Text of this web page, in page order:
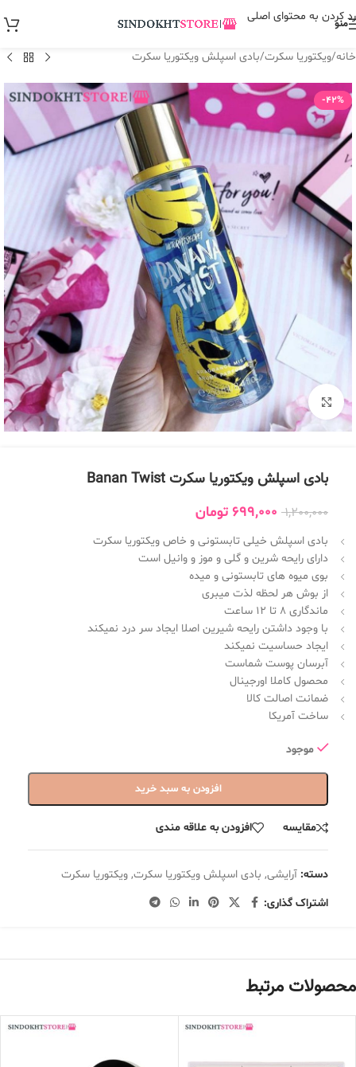
رد کردن به محتوای اصلی
منو
خانه/ویکتوریا سکرت/بادی اسپلش ویکتوریا سکرت
-42%
بزرگنمایی تصویر
بادی اسپلش ویکتوریا سکرت Banan Twist
1,200,000
699,000 تومان
بادی اسپلش خیلی تابستونی و خاص ویکتوریا سکرت
دارای رایحه شرین و گلی و موز و وانیل است
بوی میوه های تابستونی و میده
از بوش هر لحظه لذت میبری
ماندگاری 8 تا 12 ساعت
با وجود داشتن رایحه شیرین اصلا ایجاد سر درد نمیکند
ایجاد حساسیت نمیکند
آبرسان پوست شماست
محصول کاملا اورجینال
ضمانت اصالت کالا
ساخت آمریکا
موجود
افزودن به سبد خرید
مقایسه افزودن به علاقه مندی
دسته: آرایشی, بادی اسپلش ویکتوریا سکرت, ویکتوریا سکرت
اشتراک گذاری:
محصولات مرتبط